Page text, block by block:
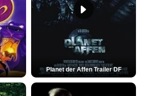
Planet der Affen Trailer DF